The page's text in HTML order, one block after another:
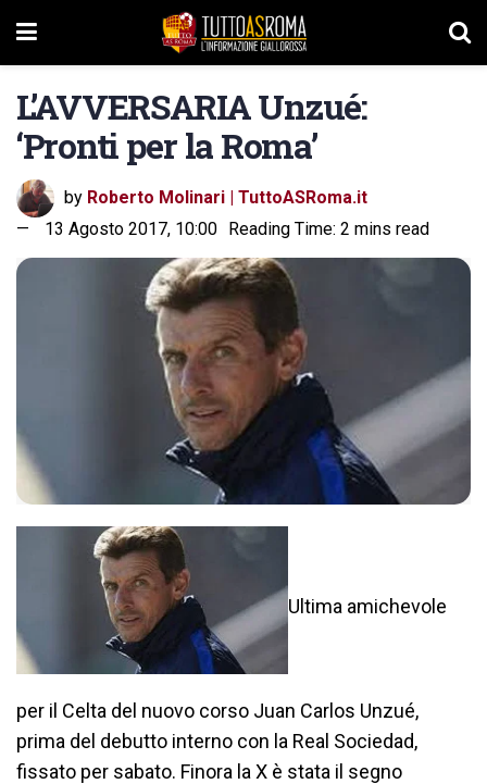
L’AVVERSARIA Unzué:
‘Pronti per la Roma’
by Roberto Molinari | TuttoASRoma.it
13 Agosto 2017, 10:00 Reading Time: 2 mins read
Ultima amichevole
per il Celta del nuovo corso Juan Carlos Unzué,
prima del debutto interno con la Real Sociedad,
fissato per sabato. Finora la X è stata il segno